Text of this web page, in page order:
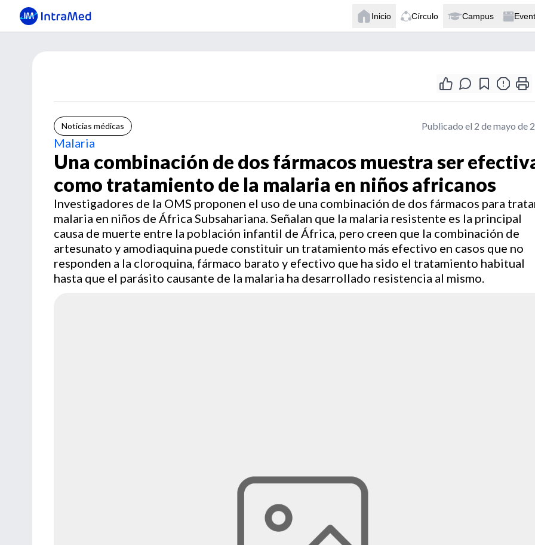
Inicio Círculo Campus
Noticias médicas Publicado el 2 de mayo de
Malaria
Una combinación de dos fármacos muestra ser
como tratamiento de la malaria en niños africanos
Investigadores de la OMS proponen el uso de una combinación de dos fármacos para
malaria en niños de África Subsahariana. Señalan que la malaria resistente es la principal
causa de muerte entre la población infantil de África, pero creen que la combinación de
artesunato y amodiaquina puede constituir un tratamiento más efectivo en casos que no
responden a la cloroquina, fármaco barato y efectivo que ha sido el tratamiento habitual
hasta que el parásito causante de la malaria ha desarrollado resistencia al mismo.